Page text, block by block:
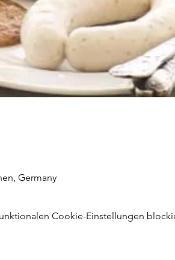
Germany
Cookie-Einstellungen